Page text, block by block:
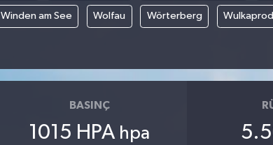
Winden am See Wolfau Wörterberg
BASINÇ
1015 HPA hpa